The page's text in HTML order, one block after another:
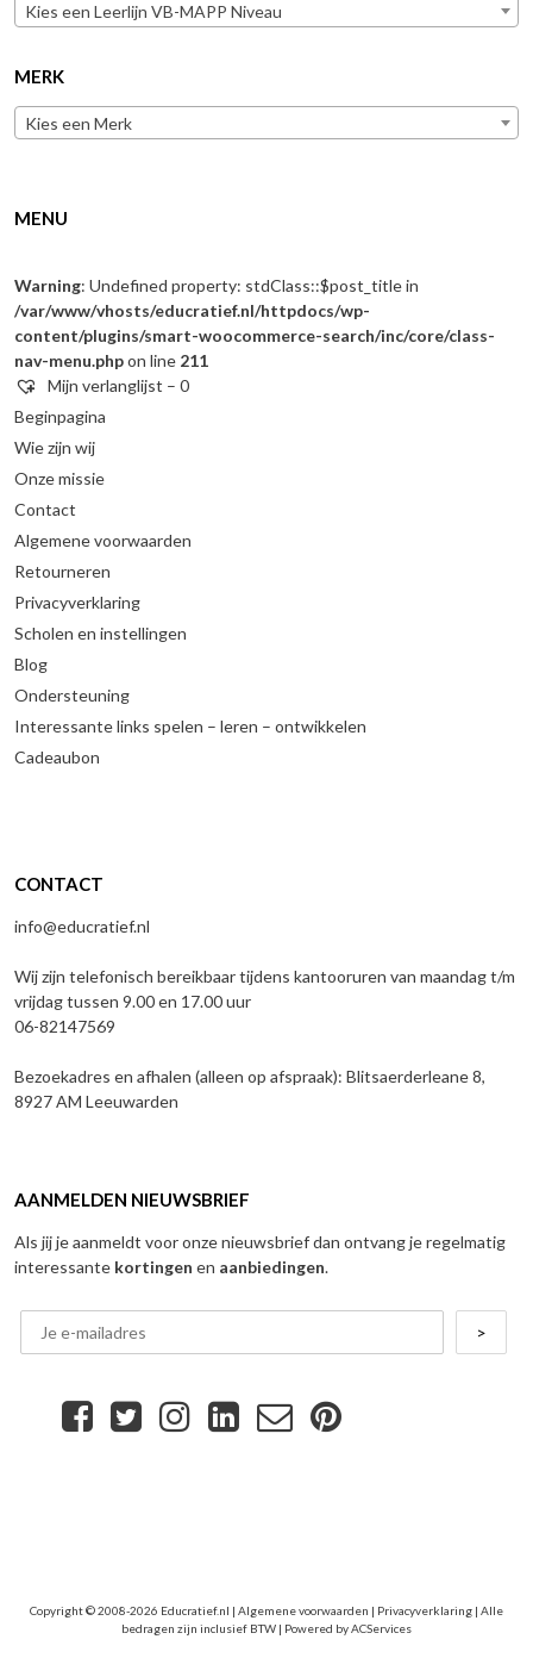
Kies een Leerlijn VB-MAPP Niveau
MERK
Kies een Merk
MENU
Warning: Undefined property: stdClass::$post_title in
/var/www/vhosts/educratief.nl/httpdocs/wp-
content/plugins/smart-woocommerce-search/inc/core/class-
nav-menu.phpon line 211
Mijn verlanglijst – 0
Beginpagina
Wie zijn wij
Onze missie
Contact
Algemene voorwaarden
Retourneren
Privacyverklaring
Scholen en instellingen
Blog
Ondersteuning
Interessante links spelen – leren – ontwikkelen
Cadeaubon
CONTACT
info@educratief.nl
Wij zijn telefonisch bereikbaar tijdens kantooruren van maandag t/m
vrijdag tussen 9.00 en 17.00 uur
06-82147569
Bezoekadres en afhalen (alleen op afspraak): Blitsaerderleane 8,
8927 AM Leeuwarden
AANMELDEN NIEUWSBRIEF
Als jij je aanmeldt voor onze nieuwsbrief dan ontvang je regelmatig
interessante kortingen en aanbiedingen.
Copyright © 2008-2026 Educratief.nl | Algemene voorwaarden | Privacyverklaring | Alle
bedragen zijn inclusief BTW | Powered byACServices